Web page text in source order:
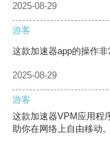
2025-08-29
游客
这款加速器app的操作
2025-08-29
游客
这款加速器VPM应用程
助你在网络上自由移动。